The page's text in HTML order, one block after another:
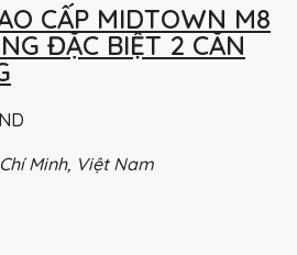
CẤP MIDTOWN M8
ĐẶC BIỆT 2 CĂN
Minh, Việt Nam